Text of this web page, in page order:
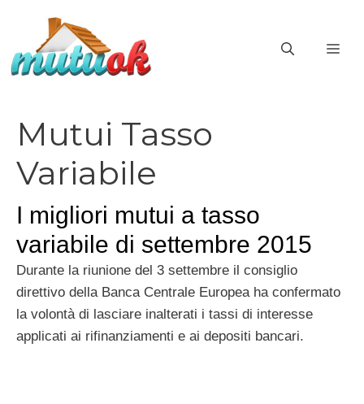
contenuto
Mutui Tasso
Variabile
I migliori mutui a tasso
variabile di settembre 2015
Durante la riunione del 3 settembre il consiglio
direttivo della Banca Centrale Europea ha confermato
la volontà di lasciare inalterati i tassi di interesse
applicati ai rifinanziamenti e ai depositi bancari.